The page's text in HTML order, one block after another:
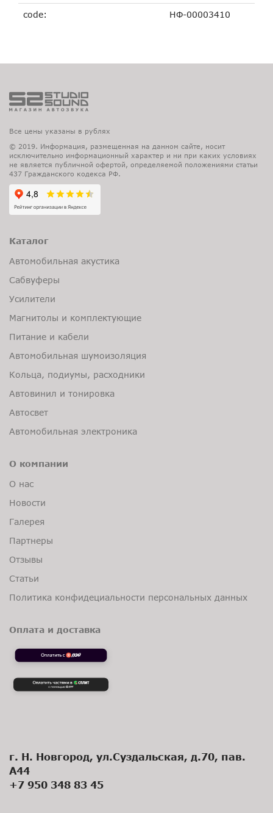
code: НФ-00003410
Все цены указаны в рублях
© 2019. Информация, размещенная на данном сайте, носит
исключительно информационный характер и ни при каких условиях
не является публичной офертой, определяемой положениями статьи
437 Гражданского кодекса РФ.
Каталог
Автомобильная акустика
Сабвуферы
Усилители
Магнитолы и комплектующие
Питание и кабели
Автомобильная шумоизоляция
Кольца, подиумы, расходники
Автовинил и тонировка
Автосвет
Автомобильная электроника
О компании
О нас
Новости
Галерея
Партнеры
Отзывы
Статьи
Политика конфидециальности персональных данных
Оплата и доставка
г. Н. Новгород, ул.Суздальская, д.70, пав.
А44
+7 950 348 83 45